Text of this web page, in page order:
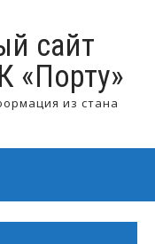
сайт
«Порту»
из стана